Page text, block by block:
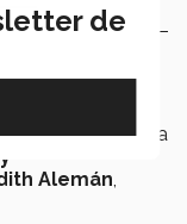
hacia la
Alemán,
de